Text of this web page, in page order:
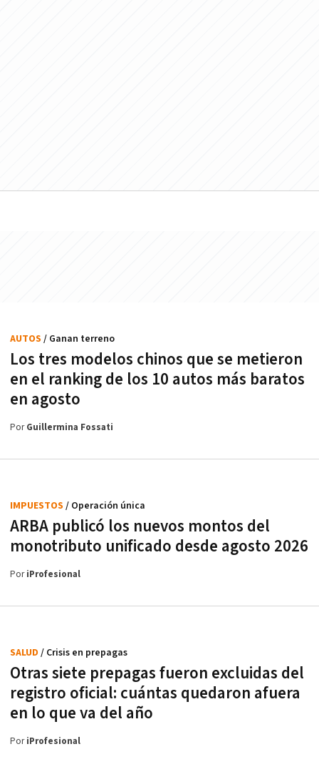
Los tres modelos chinos que se metieron
en el ranking de los 10 autos más baratos
en agosto
AUTOS / Ganan terreno
PorGuillermina Fossati
ARBA publicó los nuevos montos del
monotributo unificado desde agosto 2026
IMPUESTOS / Operación única
PoriProfesional
Otras siete prepagas fueron excluidas del
registro oficial: cuántas quedaron afuera
en lo que va del año
SALUD / Crisis en prepagas
PoriProfesional